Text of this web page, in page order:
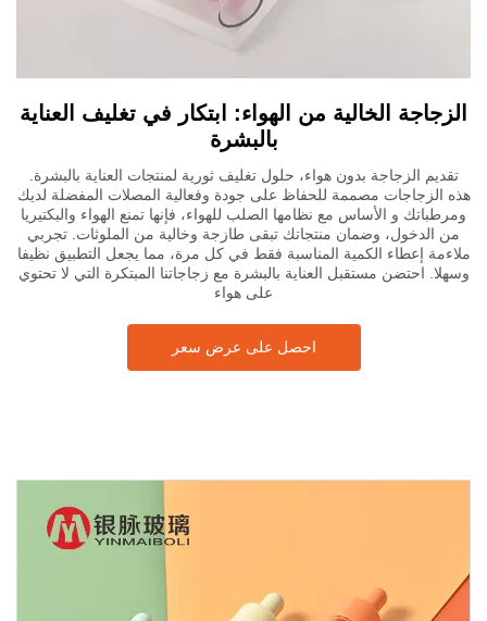
الزجاجة الخالية من الهواء: ابتكار في تغليف العناية
بالبشرة
تقديم الزجاجة بدون هواء، حلول تغليف ثورية لمنتجات العناية بالبشرة.
هذه الزجاجات مصممة للحفاظ على جودة وفعالية المصلات المفضلة لديك
ومرطباتك و الأساس مع نظامها الصلب للهواء، فإنها تمنع الهواء والبكتيريا
من الدخول، وضمان منتجاتك تبقى طازجة وخالية من الملوثات. تجربي
ملاءمة إعطاء الكمية المناسبة فقط في كل مرة، مما يجعل التطبيق نظيفا
وسهلا. احتضن مستقبل العناية بالبشرة مع زجاجاتنا المبتكرة التي لا تحتوي
على هواء
احصل على عرض سعر